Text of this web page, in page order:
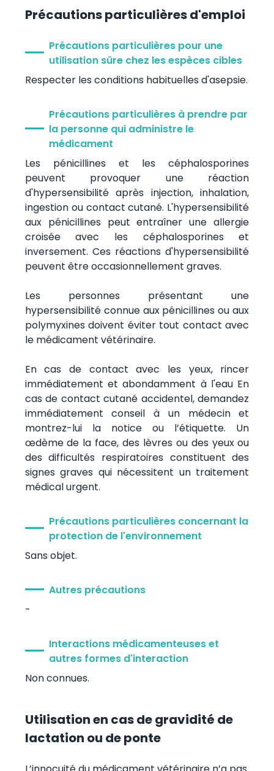
Précautions particulières d'emploi
Précautions particulières pour une
utilisation sûre chez les espèces cibles
Respecter les conditions habituelles d'asepsie.
Précautions particulières à prendre par
la personne qui administre le
médicament
Les pénicillines et les céphalosporines
peuvent provoquer une réaction
d'hypersensibilité après injection, inhalation,
ingestion ou contact cutané. L'hypersensibilité
aux pénicillines peut entraîner une allergie
croisée avec les céphalosporines et
inversement. Ces réactions d'hypersensibilité
peuvent être occasionnellement graves.
Les personnes présentant une
hypersensibilité connue aux pénicillines ou aux
polymyxines doivent éviter tout contact avec
le médicament vétérinaire.
En cas de contact avec les yeux, rincer
immédiatement et abondamment à l'eau En
cas de contact cutané accidentel, demandez
immédiatement conseil à un médecin et
montrez-lui la notice ou l’étiquette. Un
œdème de la face, des lèvres ou des yeux ou
des difficultés respiratoires constituent des
signes graves qui nécessitent un traitement
médical urgent.
Précautions particulières concernant la
protection de l'environnement
Sans objet.
Autres précautions
-
Interactions médicamenteuses et
autres formes d'interaction
Non connues.
Utilisation en cas de gravidité de
lactation ou de ponte